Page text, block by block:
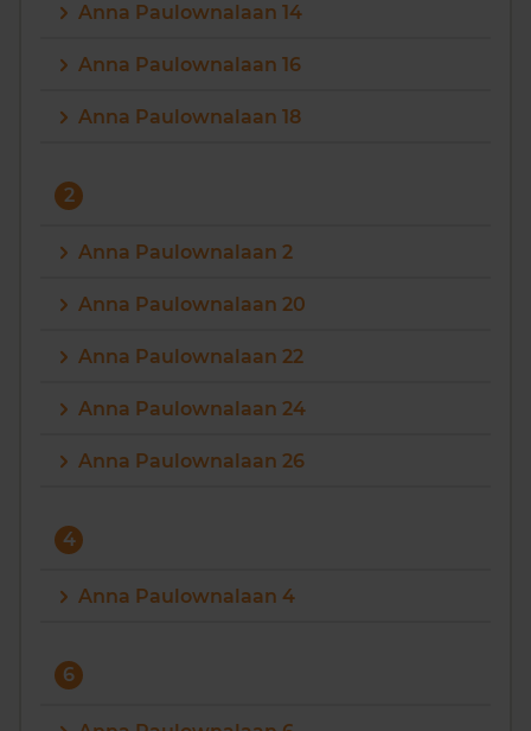
Anna Paulownalaan 14
Anna Paulownalaan 16
Anna Paulownalaan 18
2
Anna Paulownalaan 2
Anna Paulownalaan 20
Anna Paulownalaan 22
Anna Paulownalaan 24
Anna Paulownalaan 26
4
Anna Paulownalaan 4
6